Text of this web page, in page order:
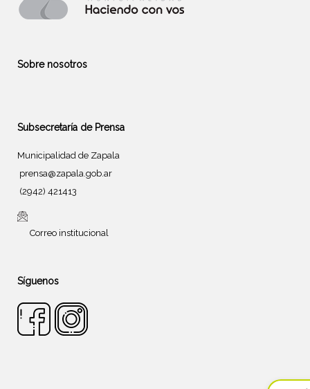
Sobre nosotros
Subsecretaría de Prensa
Municipalidad de Zapala
prensa@zapala.gob.ar
(2942) 421413
Correo institucional
Síguenos